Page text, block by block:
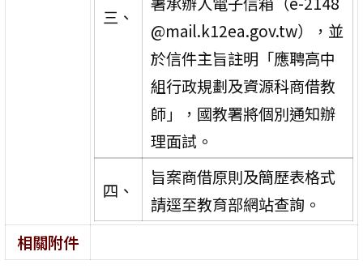
三、
@mail.k12ea.gov.tw），並
於信件主旨註明「應聘高中
組行政規劃及資源科商借教
師」，國教署將個別通知辦
理面試。
四、
旨案商借原則及簡歷表格式
請逕至教育部網站查詢。
相關附件